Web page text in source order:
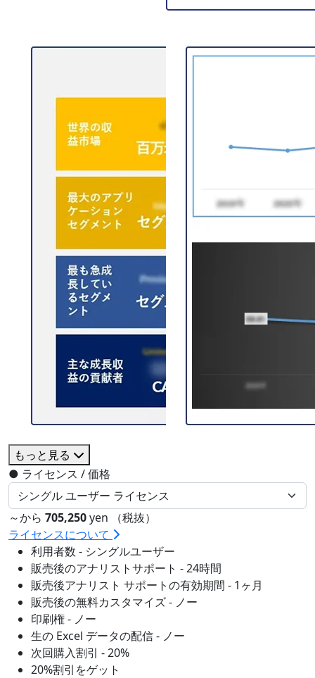
もっと見る
● ライセンス / 価格
～から 705,250yen （税抜）
ライセンスについて
利用者数 - シングルユーザー
販売後のアナリストサポート - 24時間
販売後アナリスト サポートの有効期間 - 1ヶ月
販売後の無料カスタマイズ - ノー
印刷権 - ノー
生の Excel データの配信 - ノー
次回購入割引 - 20%
20%割引をゲット